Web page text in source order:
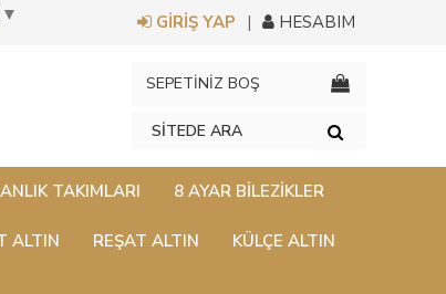
▼ GİRİŞ YAP HESABIM
SEPETİNİZ BOŞ
TAKIMLARI 8 AYAR BILEZIKLER
ALTIN REŞAT ALTIN KÜLÇE ALTIN